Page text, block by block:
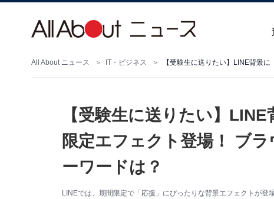
All About ニュース IT・ビジネス
【受験生に送りたい】
限定エフェクト登場！ ブ
ーワードは？
LINEでは、期間限定で「応援」にぴったりな背景エフェクトが